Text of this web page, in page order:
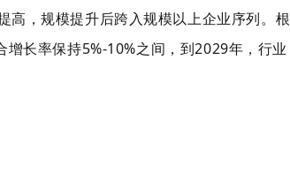
高，规模提升后跨入规模以上企业序列。根
长率保持5%-10%之间，到2029年，行业